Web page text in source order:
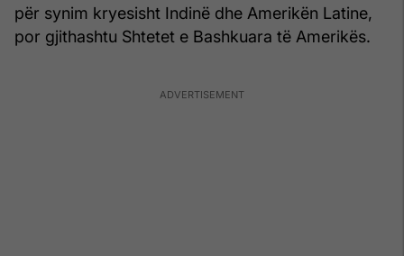
për synim kryesisht Indinë dhe Amerikën Latine,
por gjithashtu Shtetet e Bashkuara të Amerikës.